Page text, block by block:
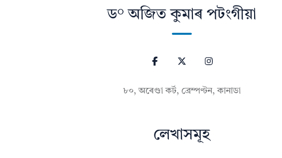
ড° অজিত কুমাৰ পটংগীয়া
৮০, অৰেণ্ডা কৰ্ট, ব্ৰেম্পণ্টন, কানাডা
লেখাসমূহ